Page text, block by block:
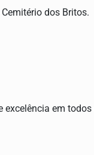
dos Britos.
em